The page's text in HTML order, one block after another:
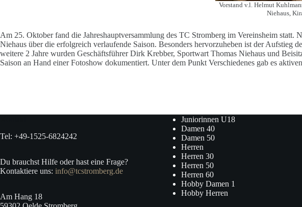
Vorstand v.l. Helmut
Niehaus,
Am 25. Oktober fand die Jahreshauptversammlung des TC Stromberg im Vereinsheim
Niehaus über die erfolgreich verlaufende Saison. Besonders hervorzuheben ist der
weitere 2 Jahre wurden Geschäftsführer Dirk Krebber, Sportwart Thomas Niehaus und
Saison an Hand einer Fotoshow dokumentiert. Unter dem Punkt Verschiedenes gab es
Tel: +49-1525-6824242
Du brauchst Hilfe oder hast eine Frage?
Kontaktiere uns: info@tcstromberg.de
Am Hang 18
Juniorinnen U18
Damen 40
Damen 50
Herren
Herren 30
Herren 50
Herren 60
Hobby Damen 1
Hobby Herren